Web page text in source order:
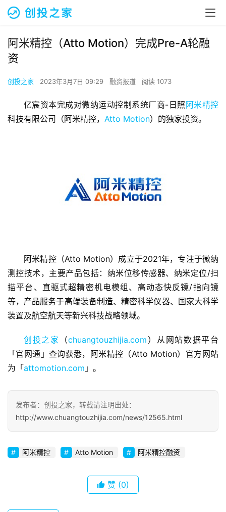
首
页
报
道
业
观
察
初
阿米精控（Atto Motion）完成Pre-A轮融
资
创投之家 2023年3月7日 09:29 融资报道 阅读 1073
亿宸资本完成对微纳运动控制系统厂商-日照 阿米精控
科技有限公司（阿米精控， Atto Motion）的独家投资。
阿米精控（Atto Motion）成立于2021年，专注于微纳
测控技术，主要产品包括：纳米位移传感器、纳米定位/扫
描平台、直驱式超精密机电模组、高动态快反镜/指向镜
等，产品服务于高端装备制造、精密科学仪器、国家大科学
装置及航空航天等新兴科技战略领域。
创投之家 （chuangtouzhijia.com ）从网站数据平台
「官网通」查询获悉，阿米精控（Atto Motion）官方网站
为「attomotion.com 」。
发布者：创投之家，转载请注明出处：
http://www.chuangtouzhijia.com/news/12565.html
阿米精控 Atto Motion 阿米精控融资
赞 (0)